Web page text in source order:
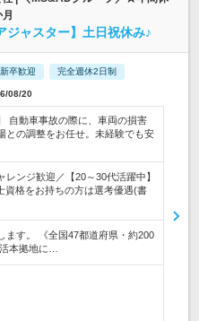
ジャスター】土日祝休み♪
卒歓迎 完全週休2日制
08/20
自動車事故の際に、車両の損害
との調整をお任せ。未経験でも安
ンジ歓迎／【20～30代活躍中】
格をお持ちの方は選考優遇(書
ます。 《全国47都道府県・約200
本拠地に…